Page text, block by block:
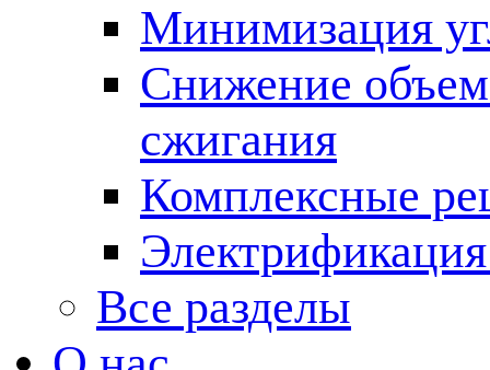
Минимизация
Снижение
сжигания
Комплексные
Все разделы